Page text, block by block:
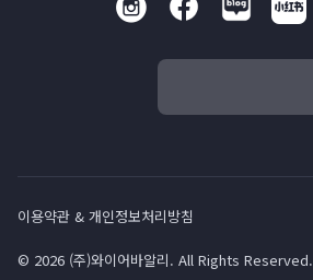
이용약관 & 개인정보처리방침
© 2026 (주)와이어바알리. All Rights Reserved.